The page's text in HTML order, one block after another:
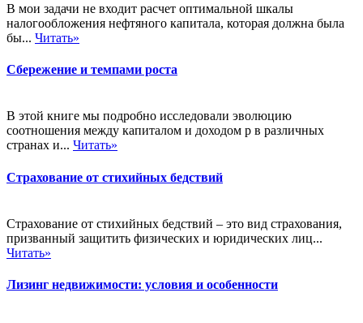
В мои задачи не входит расчет оптимальной шкалы
налогообложения нефтяного капитала, которая должна была
бы... Читать»
Сбережение и темпами роста
В этой книге мы подробно исследовали эволюцию
соотношения между капиталом и доходом р в различных
странах и... Читать»
Страхование от стихийных бедствий
Страхование от стихийных бедствий – это вид страхования,
призванный защитить физических и юридических лиц...
Читать»
Лизинг недвижимости: условия и особенности